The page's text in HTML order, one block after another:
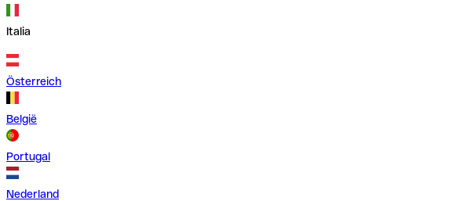
Italia
Österreich
België
Portugal
Nederland